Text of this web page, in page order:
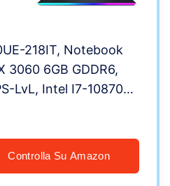
218IT, Notebook
3060 6GB GDDR6,
LvL, Intel I7-10870H,
SSD M.2 PCIe, WiFi
Controlla Su Amazon